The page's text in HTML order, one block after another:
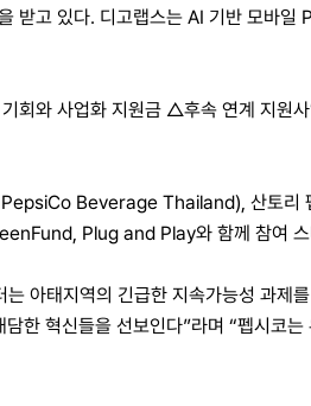
고 있다. 디고랩스는 AI 기반 모바
와 사업화 지원금 △후속 연계 지원
Beverage Thailand), 산토
Plug and Play와 함께 참여 스
아태지역의 긴급한 지속가능성 과제
한 혁신들을 선보인다”라며 “펩시코